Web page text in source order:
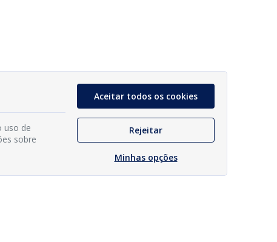
uso de
sobre
Aceitar todos os cookies
Rejeitar
Minhas opções